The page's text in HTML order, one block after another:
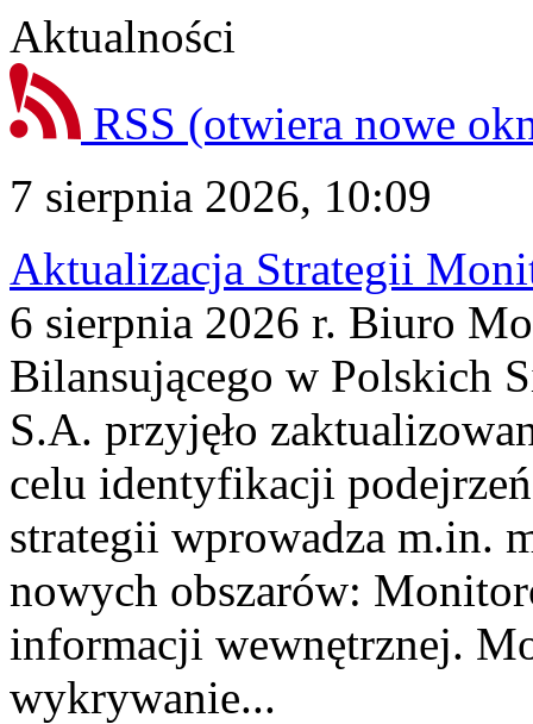
Aktualności
RSS (otwiera nowe
7 sierpnia 2026, 10:09
Aktualizacja Strategii
6 sierpnia 2026 r. Biuro
Bilansującego w Polskich
S.A. przyjęło
celu identyfikacji
strategii wprowadza m.in.
nowych obszarów:
informacji wewnętrznej.
wykrywanie...